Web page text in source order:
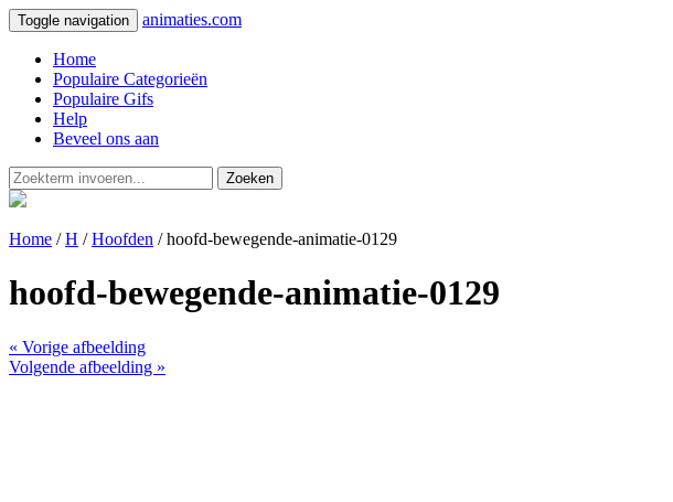
Toggle navigation animaties.com
Home
Populaire Categorieën
Populaire Gifs
Help
Beveel ons aan
Zoeken
Home /H /Hoofden / hoofd-bewegende-animatie-0129
hoofd-bewegende-animatie-0129
« Vorige afbeelding
Volgende afbeelding »